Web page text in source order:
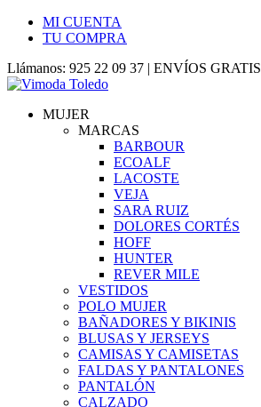
MI CUENTA
TU COMPRA
Llámanos: 925 22 09 37 | ENVÍOS GRATIS
MUJER
MARCAS
BARBOUR
ECOALF
LACOSTE
VEJA
SARA RUIZ
DOLORES CORTÉS
HOFF
HUNTER
REVER MILE
VESTIDOS
POLO MUJER
BAÑADORES Y BIKINIS
BLUSAS Y JERSEYS
CAMISAS Y CAMISETAS
FALDAS Y PANTALONES
PANTALÓN
CALZADO